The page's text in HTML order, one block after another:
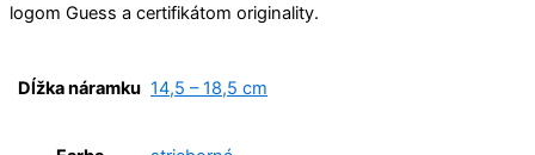
logom Guess a certifikátom originality.
Dĺžka náramku 14,5 – 18,5 cm